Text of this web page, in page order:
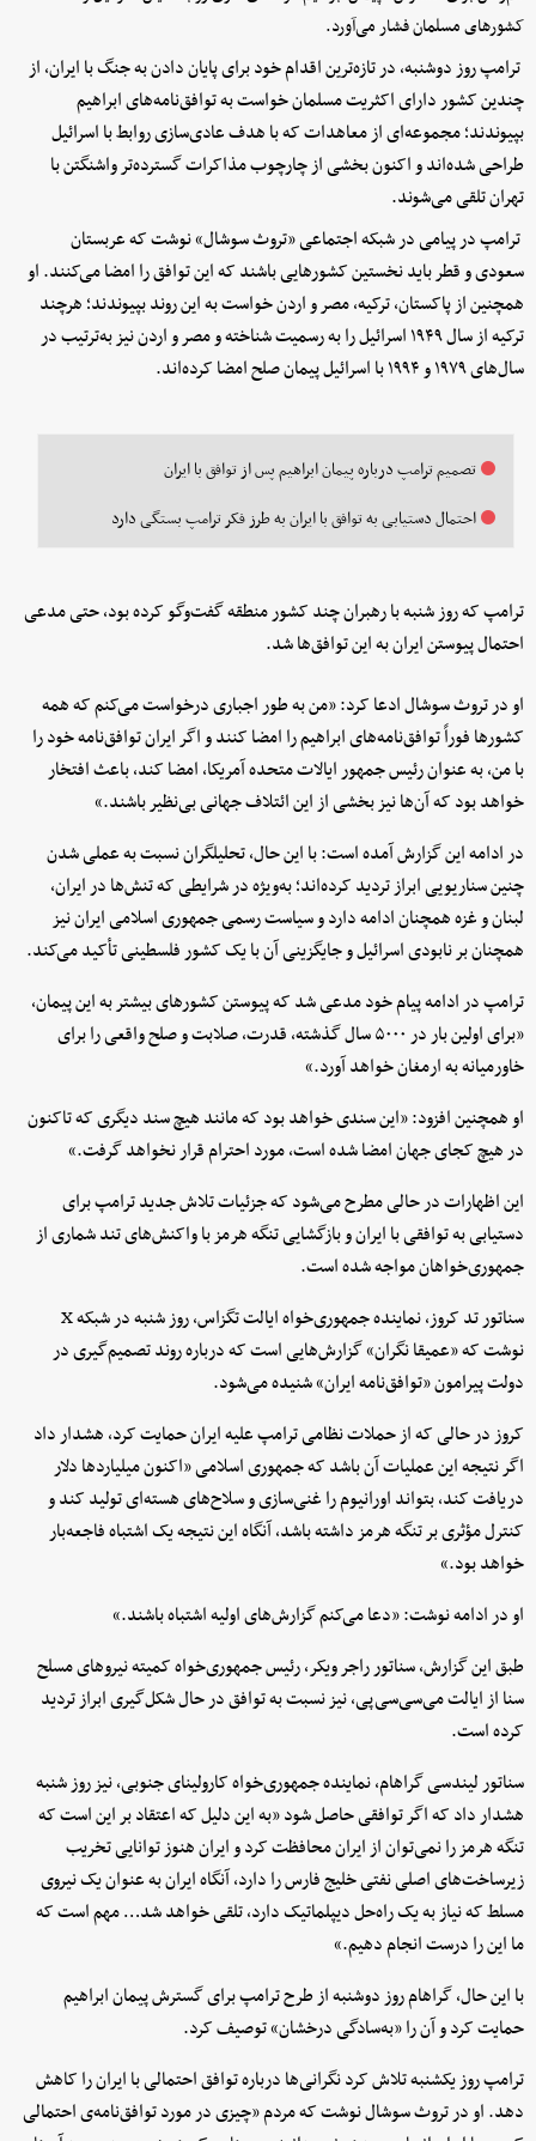
کشورهای مسلمان فشار می‌آورد.
ترامپ روز دوشنبه، در تازه‌ترین اقدام خود برای پایان دادن به جنگ با ایران، از
چندین کشور دارای اکثریت مسلمان خواست به توافق‌نامه‌های ابراهیم
بپیوندند؛ مجموعه‌ای از معاهدات که با هدف عادی‌سازی روابط با اسرائیل
طراحی شده‌اند و اکنون بخشی از چارچوب مذاکرات گسترده‌تر واشنگتن با
تهران تلقی می‌شوند.
ترامپ در پیامی در شبکه اجتماعی «تروث سوشال» نوشت که عربستان
سعودی و قطر باید نخستین کشورهایی باشند که این توافق را امضا می‌کنند. او
همچنین از پاکستان، ترکیه، مصر و اردن خواست به این روند بپیوندند؛ هرچند
ترکیه از سال ۱۹۴۹ اسرائیل را به رسمیت شناخته و مصر و اردن نیز به‌ترتیب در
سال‌های ۱۹۷۹ و ۱۹۹۴ با اسرائیل پیمان صلح امضا کرده‌اند.
تصمیم ترامپ درباره پیمان ابراهیم پس از توافق با ایران
احتمال دستیابی به توافق با ایران به طرز فکر ترامپ بستگی دارد
ترامپ که روز شنبه با رهبران چند کشور منطقه گفت‌وگو کرده بود، حتی مدعی
احتمال پیوستن ایران به این توافق‌ها شد.
او در تروث سوشال ادعا کرد: «من به طور اجباری درخواست می‌کنم که همه
کشورها فوراً توافق‌نامه‌های ابراهیم را امضا کنند و اگر ایران توافق‌نامه خود را
با من، به عنوان رئیس جمهور ایالات متحده آمریکا، امضا کند، باعث افتخار
خواهد بود که آن‌ها نیز بخشی از این ائتلاف جهانی بی‌نظیر باشند.»
در ادامه این گزارش آمده است: با این حال، تحلیلگران نسبت به عملی شدن
چنین سناریویی ابراز تردید کرده‌اند؛ به‌ویژه در شرایطی که تنش‌ها در ایران،
لبنان و غزه همچنان ادامه دارد و سیاست رسمی جمهوری اسلامی ایران نیز
همچنان بر نابودی اسرائیل و جایگزینی آن با یک کشور فلسطینی تأکید می‌کند.
ترامپ در ادامه پیام خود مدعی شد که پیوستن کشورهای بیشتر به این پیمان،
«برای اولین بار در ۵۰۰۰ سال گذشته، قدرت، صلابت و صلح واقعی را برای
خاورمیانه به ارمغان خواهد آورد.»
او همچنین افزود: «این سندی خواهد بود که مانند هیچ سند دیگری که تاکنون
در هیچ کجای جهان امضا شده است، مورد احترام قرار نخواهد گرفت.»
این اظهارات در حالی مطرح می‌شود که جزئیات تلاش جدید ترامپ برای
دستیابی به توافقی با ایران و بازگشایی تنگه هرمز با واکنش‌های تند شماری از
جمهوری‌خواهان مواجه شده است.
سناتور تد کروز، نماینده جمهوری‌خواه ایالت تگزاس، روز شنبه در شبکه X
نوشت که «عمیقا نگران» گزارش‌هایی است که درباره روند تصمیم‌گیری در
دولت پیرامون «توافق‌نامه ایران» شنیده می‌شود.
کروز در حالی که از حملات نظامی ترامپ علیه ایران حمایت کرد، هشدار داد
اگر نتیجه این عملیات آن باشد که جمهوری اسلامی «اکنون میلیاردها دلار
دریافت کند، بتواند اورانیوم را غنی‌سازی و سلاح‌های هسته‌ای تولید کند و
کنترل مؤثری بر تنگه هرمز داشته باشد، آنگاه این نتیجه یک اشتباه فاجعه‌بار
خواهد بود.»
او در ادامه نوشت: «دعا می‌کنم گزارش‌های اولیه اشتباه باشند.»
طبق این گزارش، سناتور راجر ویکر، رئیس جمهوری‌خواه کمیته نیروهای مسلح
سنا از ایالت می‌سی‌سی‌پی، نیز نسبت به توافق در حال شکل‌گیری ابراز تردید
کرده است.
سناتور لیندسی گراهام، نماینده جمهوری‌خواه کارولینای جنوبی، نیز روز شنبه
هشدار داد که اگر توافقی حاصل شود «به این دلیل که اعتقاد بر این است که
تنگه هرمز را نمی‌توان از ایران محافظت کرد و ایران هنوز توانایی تخریب
زیرساخت‌های اصلی نفتی خلیج فارس را دارد، آنگاه ایران به عنوان یک نیروی
مسلط که نیاز به یک راه‌حل دیپلماتیک دارد، تلقی خواهد شد… مهم است که
ما این را درست انجام دهیم.»
با این حال، گراهام روز دوشنبه از طرح ترامپ برای گسترش پیمان ابراهیم
حمایت کرد و آن را «به‌سادگی درخشان» توصیف کرد.
ترامپ روز یکشنبه تلاش کرد نگرانی‌ها درباره توافق احتمالی با ایران را کاهش
دهد. او در تروث سوشال نوشت که مردم «چیزی در مورد توافق‌نامه‌ی احتمالی